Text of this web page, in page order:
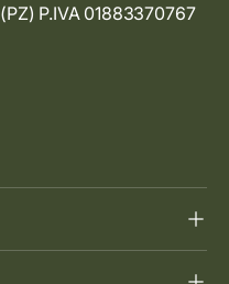
P.IVA 01883370767